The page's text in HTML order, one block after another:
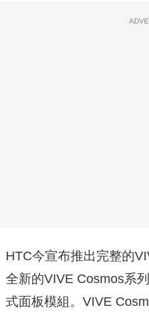
HTC今宣布推出完整的
全新的VIVE Cosmos系
式面板模組。VIVE